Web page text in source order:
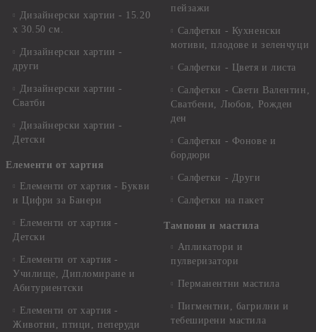
Дизайнерски хартии - 15.20
x 30.50 см.
Дизайнерски хартии -
други
Дизайнерски хартии -
Сватби
Дизайнерски хартии -
Детски
Елементи от хартия
Елементи от хартия - Букви
и Цифри за Банери
Елементи от хартия -
Детски
Елементи от хартия -
Училище, Дипломиране и
Абитуриентски
Елементи от хартия -
Животни, птици, пеперуди
пейзажи
Салфетки - Кухненски
мотиви, плодове и зеленчуци
Салфетки - Цветя и листа
Салфетки - Свети Валентин,
Сватбени, Любов, Рожден
ден
Салфетки - Фонове и
бордюри
Салфетки - Други
Салфетки на пакет
Тампони и мастила
Апликатори и
пулверизатори
Перманентни мастила
Пигментни, багрилни и
тебеширени мастила